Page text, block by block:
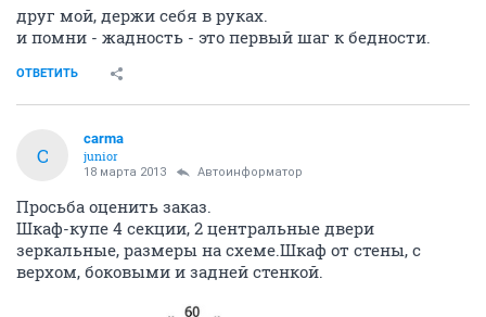
друг мой, держи себя в руках.
и помни - жадность - это первый шаг к бедности.
ОТВЕТИТЬ
C
carma
junior
18 марта 2013 Автоинформатор
Просьба оценить заказ.
Шкаф-купе 4 секции, 2 центральные двери
зеркальные, размеры на схеме.Шкаф от стены, с
верхом, боковыми и задней стенкой.